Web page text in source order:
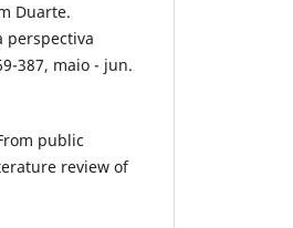
Duarte.
perspectiva
387, maio - jun.
public
review of